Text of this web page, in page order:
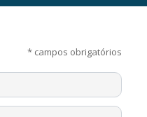
* campos obrigatórios